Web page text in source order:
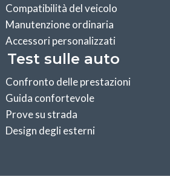
Compatibilità del veicolo
Manutenzione ordinaria
Accessori personalizzati
Test sulle auto
Confronto delle prestazioni
Guida confortevole
Prove su strada
Design degli esterni